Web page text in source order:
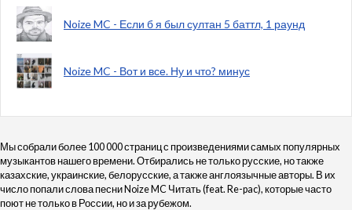
Noize MC - Если б я был султан 5 баттл, 1 раунд
Noize MC - Вот и все. Ну и что? минус
Мы собрали более 100 000 страниц с произведениями самых популярных
музыкантов нашего времени. Отбирались не только русские, но также
казахские, украинские, белорусские, а также англоязычные авторы. В их
число попали слова песни Noize MC Читать (feat. Re-pac), которые часто
поют не только в России, но и за рубежом.